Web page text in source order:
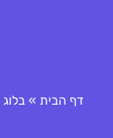
דף הבית » בלוג